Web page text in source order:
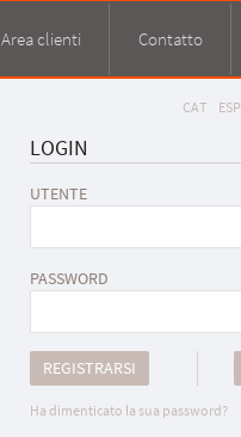
Area clienti Contatto
CAT ESP
LOGIN
UTENTE
PASSWORD
REGISTRARSI
Ha dimenticato la sua password?